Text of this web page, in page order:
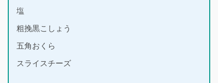
塩
粗挽黒こしょう
五角おくら
スライスチーズ